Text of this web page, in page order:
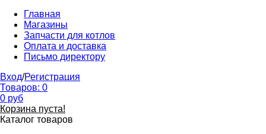
Главная
Магазины
Запчасти для котлов
Оплата и доставка
Письмо директору
Вход/Регистрация
Товаров: 0
0 руб
Корзина пуста!
Каталог товаров